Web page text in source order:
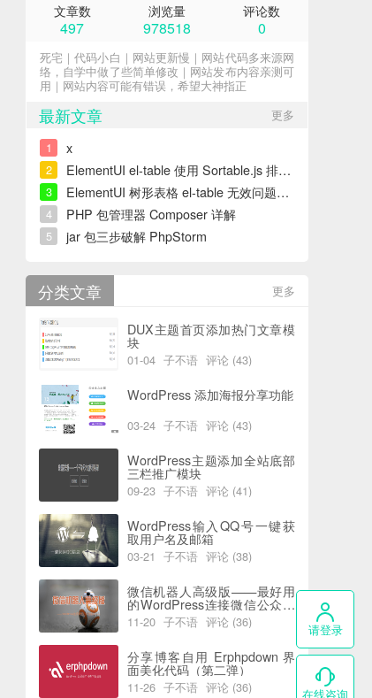
文章数
497
浏览量
978518
评论数
0
死宅｜代码小白｜网站更新慢｜网站代码多来源网
络，自学中做了些简单修改｜网站发布内容亲测可
用｜网站内容可能有错误，希望大神指正
更多
最新文章
1 x
2 ElementUI el-table 使用 Sortable.js 排序错误解决
3 ElementUI 树形表格 el-table 无效问题解决
4 PHP 包管理器 Composer 详解
5 jar 包三步破解 PhpStorm
更多
分类文章
DUX主题首页添加热门文章模
块
01-04 子不语 评论 (43)
WordPress 添加海报分享功能
03-24 子不语 评论 (43)
WordPress主题添加全站底部
三栏推广模块
09-23 子不语 评论 (41)
WordPress输入QQ号一键获
取用户名及邮箱
03-21 子不语 评论 (38)
微信机器人高级版——最好用
的WordPress连接微信公众号
插件
11-20 子不语 评论 (36)
分享博客自用 Erphpdown 界
面美化代码（第二弹）
11-26 子不语 评论 (36)
请登录
在线咨询